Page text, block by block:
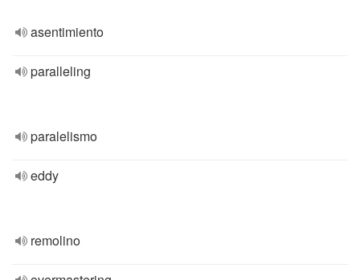
asentimiento
paralleling
paralelismo
eddy
remolino